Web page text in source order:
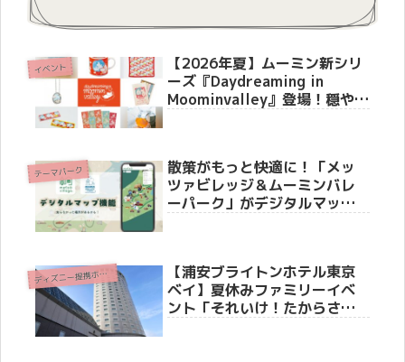
イベント
【2026年夏】ムーミン新シリ
ーズ『Daydreaming in
Moominvalley』登場！穏やか
テーマパーク
散策がもっと快適に！「メッ
ツァビレッジ＆ムーミンバレ
ーパーク」がデジタルマップ
デ
ィズニー提携ホテル
【浦安ブライトンホテル東京
ベイ】夏休みファミリーイベ
ント「それいけ！たからさが